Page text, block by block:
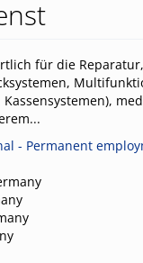
für die
Kassensystemen),
- Permanent